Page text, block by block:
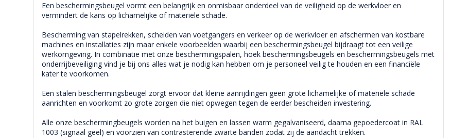
Een beschermingsbeugel vormt een belangrijk en onmisbaar onderdeel van de veiligheid op de werkvloer en
vermindert de kans op lichamelijke of materiële schade.
Bescherming van stapelrekken, scheiden van voetgangers en verkeer op de werkvloer en afschermen van kostbare
machines en installaties zijn maar enkele voorbeelden waarbij een beschermingsbeugel bijdraagt tot een veilige
werkomgeving. In combinatie met onze beschermingspalen, hoek beschermingsbeugels en beschermingsbeugels met
onderrijbeveiliging vind je bij ons alles wat je nodig kan hebben om je personeel veilig te houden en een financiële
kater te voorkomen.
Een stalen beschermingsbeugel zorgt ervoor dat kleine aanrijdingen geen grote lichamelijke of materiële schade
aanrichten en voorkomt zo grote zorgen die niet opwegen tegen de eerder bescheiden investering.
Alle onze beschermingbeugels worden na het buigen en lassen warm gegalvaniseerd, daarna gepoedercoat in RAL
1003 (signaal geel) en voorzien van contrasterende zwarte banden zodat zij de aandacht trekken.